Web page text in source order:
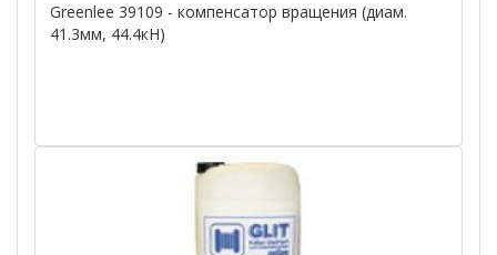
Greenlee 39109 - компенсатор вращения (диам.
41.3мм, 44.4кН)